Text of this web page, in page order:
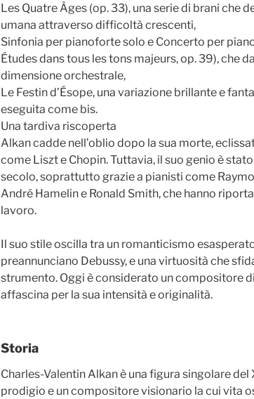
Les Quatre Âges (op. 33), una serie di brani che
umana attraverso difficoltà crescenti,
Sinfonia per pianoforte solo e Concerto per
Études dans tous les tons majeurs, op. 39), che
dimensione orchestrale,
Le Festin d’Ésope, una variazione brillante e
eseguita come bis.
Una tardiva riscoperta
Alkan cadde nell’oblio dopo la sua morte,
come Liszt e Chopin. Tuttavia, il suo genio è
secolo, soprattutto grazie a pianisti come
André Hamelin e Ronald Smith, che hanno
lavoro.
Il suo stile oscilla tra un romanticismo
preannunciano Debussy, e una virtuosità che
strumento. Oggi è considerato un compositore
affascina per la sua intensità e originalità.
Storia
Charles-Valentin Alkan è una figura singolare del
prodigio e un compositore visionario la cui vita